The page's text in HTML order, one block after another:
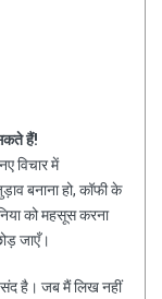
हैं!
विचार में
बनाना हो, कॉफी के
को महसूस करना
जाएँ।
है। जब मैं लिख नहीं